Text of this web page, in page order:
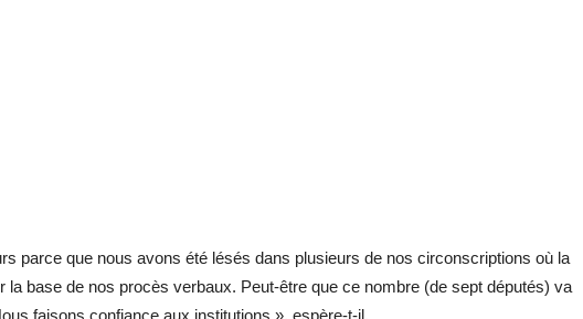
parce que nous avons été lésés dans plusieurs de nos circonscriptions où la
la base de nos procès verbaux. Peut-être que ce nombre (de sept députés) va
faisons confiance aux institutions », espère-t-il.